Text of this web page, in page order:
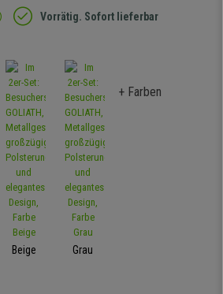
Vorrätig. Sofort lieferbar
Beige Grau
+ Farben